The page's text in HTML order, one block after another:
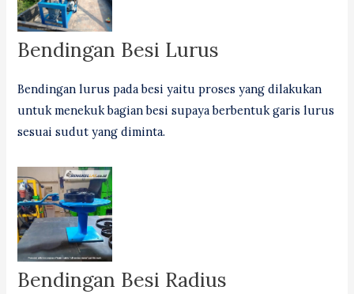
Bendingan Besi Lurus
Bendingan lurus pada besi yaitu proses yang dilakukan
untuk menekuk bagian besi supaya berbentuk garis lurus
sesuai sudut yang diminta.
Bendingan Besi Radius